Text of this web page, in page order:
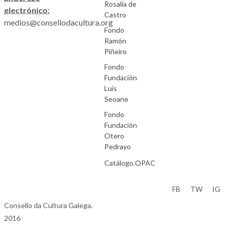
electrónico:
medios@consellodacultura.org
Rosalía de
Castro
Fondo
Ramón
Piñeiro
Fondo
Fundación
Luís
Seoane
Fondo
Fundación
Otero
Pedrayo
Catálogo.OPAC
Consello da Cultura Galega.
2016
FB TW IG